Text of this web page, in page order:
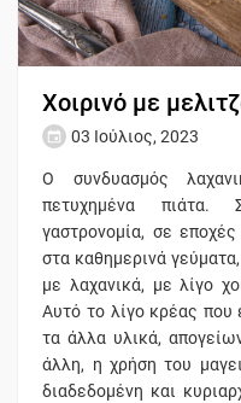
Χοιρινό με
03 Ιούλιος, 2023
Ο συνδυασμός
πετυχημένα πιάτα.
γαστρονομία, σε
στα καθημερινά
με λαχανικά, με λίγο
Αυτό το λίγο κρέας που
τα άλλα υλικά,
άλλη, η χρήση του
διαδεδομένη και